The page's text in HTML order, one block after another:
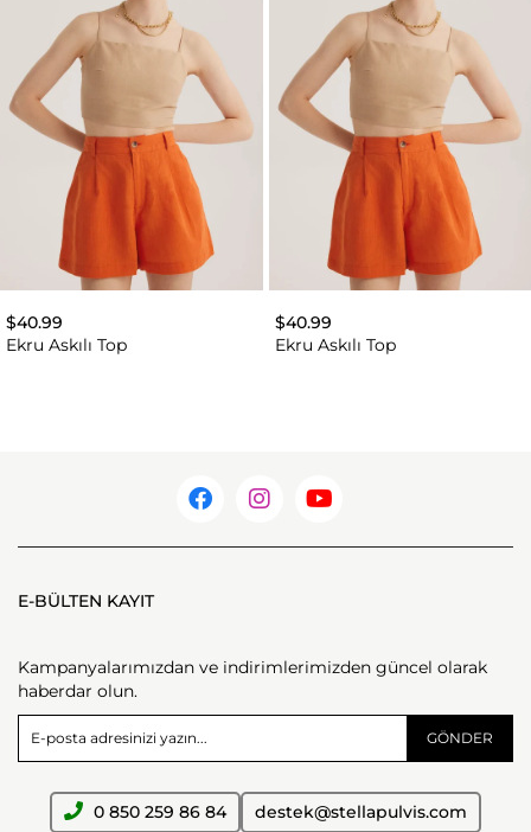
Ekru Askılı Top
$40.99
Ekru Askılı Top
$40.99
E-BÜLTEN KAYIT
Kampanyalarımızdan ve indirimlerimizden güncel olarak
haberdar olun.
GÖNDER
0 850 259 86 84 destek@stellapulvis.com